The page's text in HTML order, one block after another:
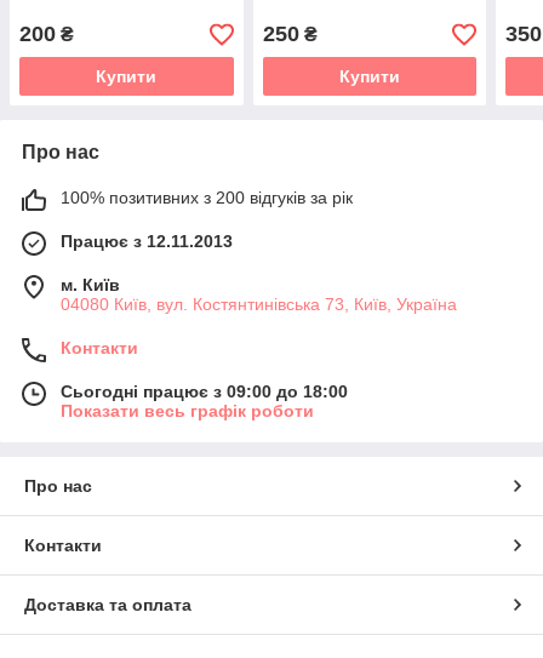
200 ₴
Купити
250₴
Купити
350
Про нас
100% позитивних з 200 відгуків за рік
Працює з 12.11.2013
м. Київ
04080 Київ, вул. Костянтинівська 73, Київ, Україна
Контакти
Сьогодні працює з 09:00 до 18:00
Показати весь графік роботи
Про нас
Контакти
Доставка та оплата